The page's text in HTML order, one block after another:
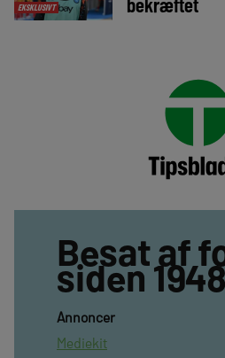
EKSKLUSIVT
Besat af
siden
Annoncer
Mediekit